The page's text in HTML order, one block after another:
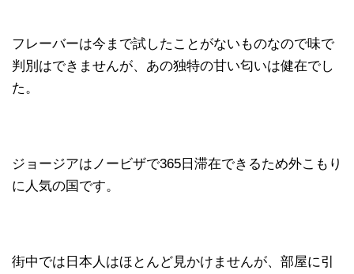
フレーバーは今まで試したことがないものなので味で
判別はできませんが、あの独特の甘い匂いは健在でし
た。
ジョージアはノービザで365日滞在できるため外こもり
に人気の国です。
街中では日本人はほとんど見かけませんが、部屋に引